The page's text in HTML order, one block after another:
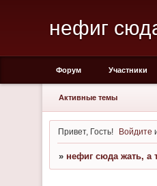
нефиг
Форум Участники
Активные темы
Привет, Гость! Войдите
» нефиг сюда жать, а